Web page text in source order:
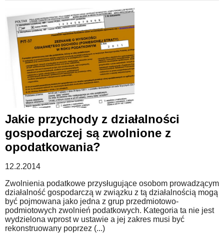
Jakie przychody z działalności
gospodarczej są zwolnione z
opodatkowania?
12.2.2014
Zwolnienia podatkowe przysługujące osobom prowadzącym
działalność gospodarczą w związku z tą działalnością mogą
być pojmowana jako jedna z grup przedmiotowo-
podmiotowych zwolnień podatkowych. Kategoria ta nie jest
wydzielona wprost w ustawie a jej zakres musi być
rekonstruowany poprzez (...)